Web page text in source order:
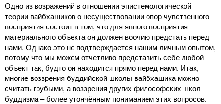
Одно из возражений в отношении эпистемологической
теории вайбхашиков о несуществовании опор чувственного
восприятия состоит в том, что для явного восприятия
материального объекта он должен воочию предстать перед
нами. Однако это не подтверждается нашим личным опытом,
потому что мы можем отчетливо представить себе любой
объект так, будто он находится прямо перед нами. Итак,
многие воззрения буддийской школы вайбхашика можно
считать грубыми, а воззрения других философских школ
буддизма – более утончённым пониманием этих вопросов.